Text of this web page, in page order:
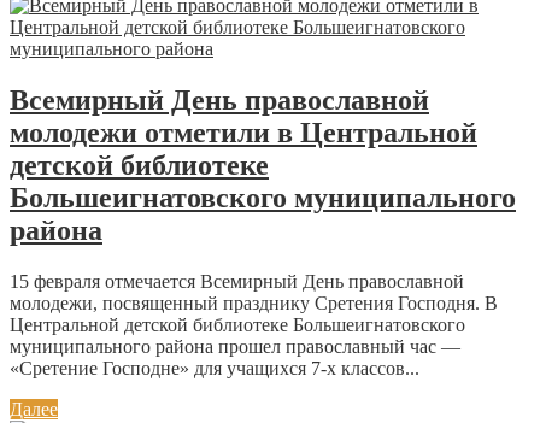
Всемирный День православной
молодежи отметили в Центральной
детской библиотеке
Большеигнатовского муниципального
района
15 февраля отмечается Всемирный День православной
молодежи, посвященный празднику Сретения Господня. В
Центральной детской библиотеке Большеигнатовского
муниципального района прошел православный час —
«Сретение Господне» для учащихся 7-х классов...
Далее